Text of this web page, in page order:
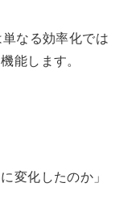
なる効率化では
能します。
変化したのか」